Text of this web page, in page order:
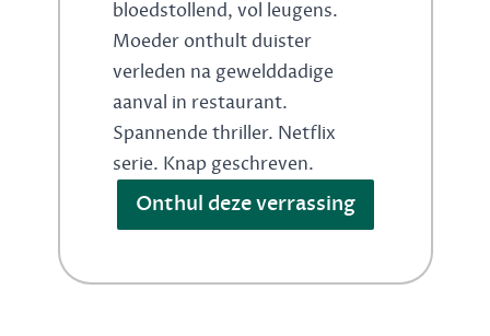
bloedstollend, vol leugens.
Moeder onthult duister
verleden na gewelddadige
aanval in restaurant.
Spannende thriller. Netflix
serie. Knap geschreven.
Onthul deze verrassing